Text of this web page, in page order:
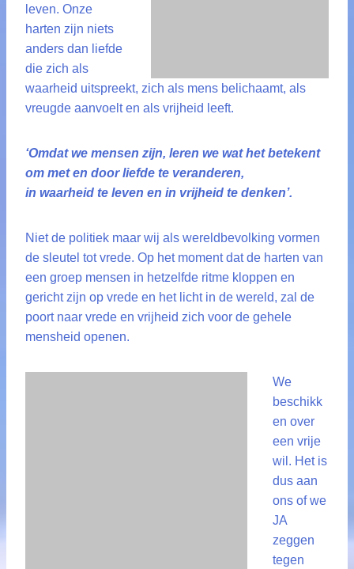
leven. Onze
harten zijn niets
anders dan liefde
die zich als
waarheid uitspreekt, zich als mens belichaamt, als
vreugde aanvoelt en als vrijheid leeft.
‘Omdat we mensen zijn, leren we wat het betekent
om met en door liefde te veranderen,
in waarheid te leven en in vrijheid te denken’.
Niet de politiek maar wij als wereldbevolking vormen
de sleutel tot vrede. Op het moment dat de harten van
een groep mensen in hetzelfde ritme kloppen en
gericht zijn op vrede en het licht in de wereld, zal de
poort naar vrede en vrijheid zich voor de gehele
mensheid openen.
We
beschikk
en over
een vrije
wil. Het is
dus aan
ons of we
JA
zeggen
tegen